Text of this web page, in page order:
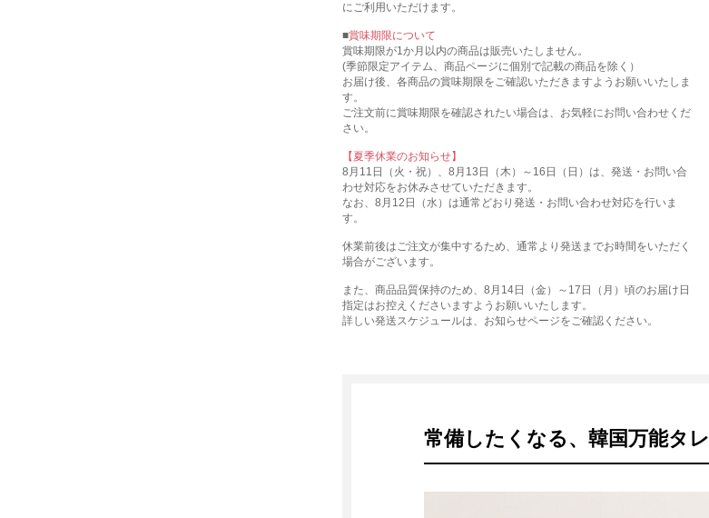
にご利用いただけます。
■賞味期限について
賞味期限が1か月以内の商品は販売いたしません。
(季節限定アイテム、商品ページに個別で記載の商品を除く）
お届け後、各商品の賞味期限をご確認いただきますようお願いいたしま
す。
ご注文前に賞味期限を確認されたい場合は、お気軽にお問い合わせくだ
さい。
【夏季休業のお知らせ】
8月11日（火・祝）、8月13日（木）～16日（日）は、発送・お問い合
わせ対応をお休みさせていただきます。
なお、8月12日（水）は通常どおり発送・お問い合わせ対応を行いま
す。
休業前後はご注文が集中するため、通常より発送までお時間をいただく
場合がございます。
また、商品品質保持のため、8月14日（金）～17日（月）頃のお届け日
指定はお控えくださいますようお願いいたします。
詳しい発送スケジュールは、お知らせページをご確認ください。
常備したくなる、韓国万能タレ